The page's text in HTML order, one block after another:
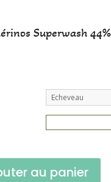
Superwash
au panier